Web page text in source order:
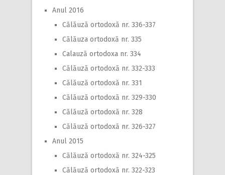
Anul 2016
Călăuză ortodoxă nr. 336-337
Călăuza ortodoxă nr. 335
Calauză ortodoxa nr. 334
Călăuză ortodoxă nr. 332-333
Călăuză ortodoxă nr. 331
Călăuză ortodoxă nr. 329-330
Călăuză ortodoxă nr. 328
Călăuză ortodoxă nr. 326-327
Anul 2015
Călăuză ortodoxă nr. 324-325
Călăuză ortodoxă nr. 322-323